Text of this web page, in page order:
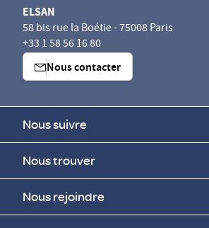
ELSAN
58 bis rue la Boétie - 75008 Paris
+33 1 58 56 16 80
Nous contacter
Nous suivre
Nous trouver
Nous rejoindre